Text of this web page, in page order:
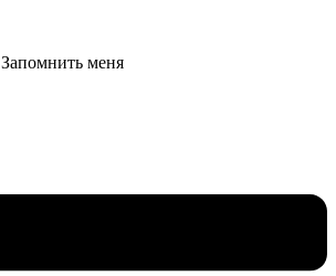
Запомнить меня